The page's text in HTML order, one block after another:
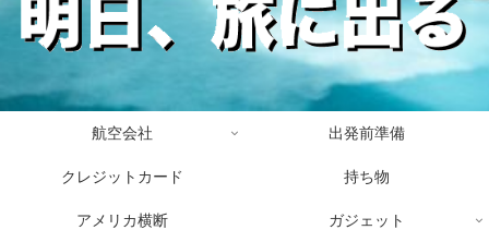
航空会社 出発前準備
クレジットカード 持ち物
アメリカ横断 ガジェット